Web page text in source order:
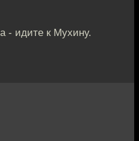
- идите к Мухину.